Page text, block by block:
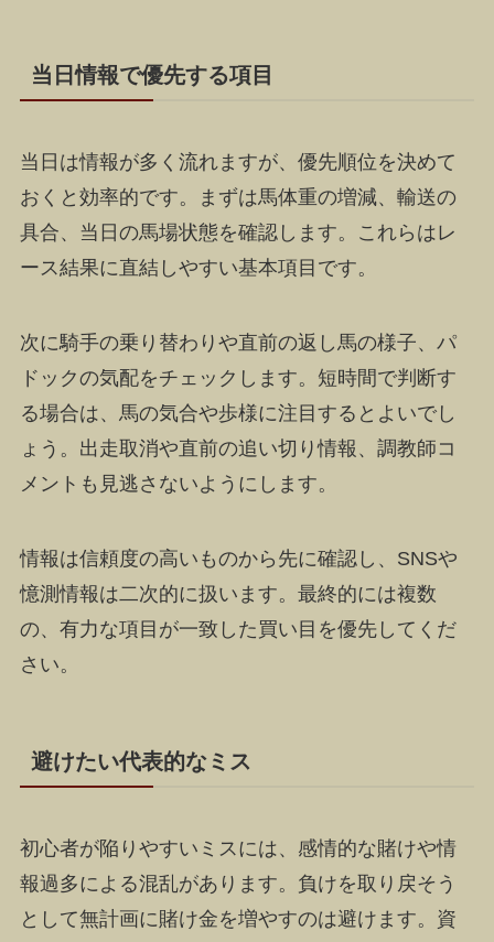
当日情報で優先する項目
当日は情報が多く流れますが、優先順位を決めて
おくと効率的です。まずは馬体重の増減、輸送の
具合、当日の馬場状態を確認します。これらはレ
ース結果に直結しやすい基本項目です。
次に騎手の乗り替わりや直前の返し馬の様子、パ
ドックの気配をチェックします。短時間で判断す
る場合は、馬の気合や歩様に注目するとよいでし
ょう。出走取消や直前の追い切り情報、調教師コ
メントも見逃さないようにします。
情報は信頼度の高いものから先に確認し、SNSや
憶測情報は二次的に扱います。最終的には複数
の、有力な項目が一致した買い目を優先してくだ
さい。
避けたい代表的なミス
初心者が陥りやすいミスには、感情的な賭けや情
報過多による混乱があります。負けを取り戻そう
として無計画に賭け金を増やすのは避けます。資